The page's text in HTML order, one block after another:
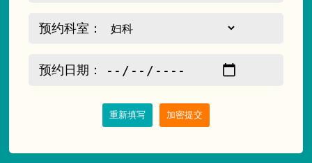
预约科室：
预约日期：
重新填写 加密提交